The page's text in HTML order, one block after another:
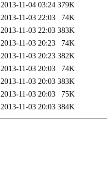
2013-11-04 03:24 379K
2013-11-03 22:03
74K
2013-11-03 22:03 383K
2013-11-03 20:23
74K
2013-11-03 20:23 382K
2013-11-03 20:03
74K
2013-11-03 20:03 383K
2013-11-03 20:03
75K
2013-11-03 20:03 384K